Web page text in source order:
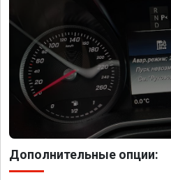
Дополнительные опции: